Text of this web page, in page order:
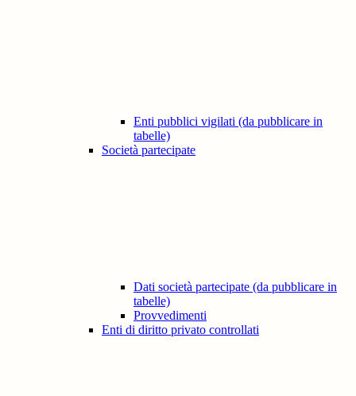
Enti pubblici vigilati (da pubblicare in
tabelle)
Società partecipate
Dati società partecipate (da pubblicare in
tabelle)
Provvedimenti
Enti di diritto privato controllati